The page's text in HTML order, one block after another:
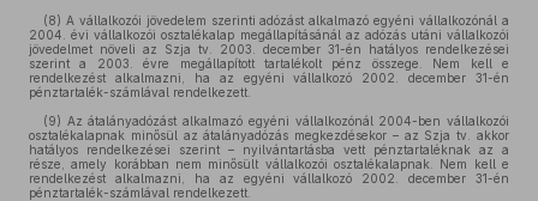
(8) A vállalkozói jövedelem szerinti adózást alkalmazó egyéni vállalkozónál a
2004. évi vállalkozói osztalékalap megállapításánál az adózás utáni vállalkozói
jövedelmet növeli az Szja tv. 2003. december 31-én hatályos rendelkezései
szerint a 2003. évre megállapított tartalékolt pénz összege. Nem kell e
rendelkezést alkalmazni, ha az egyéni vállalkozó 2002. december 31-én
pénztartalék-számlával rendelkezett.
(9) Az átalányadózást alkalmazó egyéni vállalkozónál 2004-ben vállalkozói
osztalékalapnak minősül az átalányadózás megkezdésekor – az Szja tv. akkor
hatályos rendelkezései szerint – nyilvántartásba vett pénztartaléknak az a
része, amely korábban nem minősült vállalkozói osztalékalapnak. Nem kell e
rendelkezést alkalmazni, ha az egyéni vállalkozó 2002. december 31-én
pénztartalék-számlával rendelkezett.